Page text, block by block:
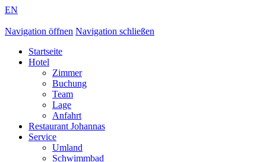
EN
Navigation öffnen Navigation schließen
Startseite
Hotel
Zimmer
Buchung
Team
Lage
Anfahrt
Restaurant Johannas
Service
Umland
Schwimmbad